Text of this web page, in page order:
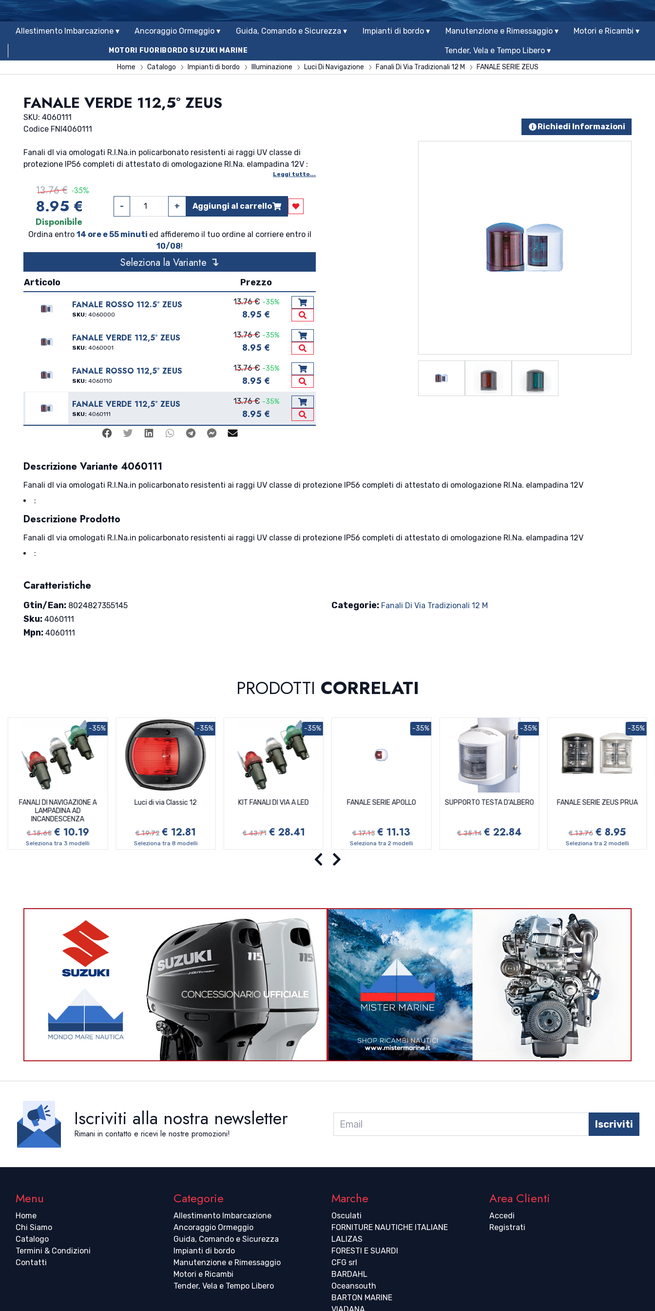
Allestimento Imbarcazione ▾ Ancoraggio Ormeggio ▾ Guida, Comando e Sicurezza ▾ Impianti di bordo ▾ Manutenzione e Rimessaggio ▾ Motori e Ricambi ▾
MOTORI FUORIBORDO SUZUKI MARINE Tender, Vela e Tempo Libero ▾
Home Catalogo Impianti di bordo Illuminazione Luci Di Navigazione Fanali Di Via Tradizionali 12 M FANALE SERIE ZEUS
FANALE VERDE 112,5° ZEUS
SKU: 4060111
Codice FNI 4060111 Richiedi Informazioni
Fanali dl via omologati R.I.Na.in policarbonato resistenti ai raggi UV classe di
protezione IP56 completi di attestato di omologazione RI.Na. elampadina 12V :
Leggi tutto...
13.76 € -35%
8.95 €
Disponibile
- + Aggiungi al carrello Aggiungi ai preferiti
Ordina entro 14 ore e 55 minuti ed affideremo il tuo ordine al corriere entro il
10/08!
Seleziona la Variante ↴
Articolo Prezzo
FANALE ROSSO 112.5° ZEUS
SKU: 4060000
13.76 € -35%
8.95 €
Aggiungi al carrello
Vedi Dettagli
FANALE VERDE 112,5° ZEUS
SKU: 4060001
13.76 € -35%
8.95 €
Aggiungi al carrello
Vedi Dettagli
FANALE ROSSO 112,5° ZEUS
SKU: 4060110
13.76 € -35%
8.95 €
Aggiungi al carrello
Vedi Dettagli
FANALE VERDE 112,5° ZEUS
SKU: 4060111
13.76 € -35%
8.95 €
Aggiungi al carrello
Vedi Dettagli
FacebookTwitterLinkedinWhatsappTelegramFacebook Messenger
Descrizione Variante 4060111
Fanali dl via omologati R.I.Na.in policarbonato resistenti ai raggi UV classe di protezione IP56 completi di attestato di omologazione RI.Na. elampadina 12V
:
Descrizione Prodotto
Fanali dl via omologati R.I.Na.in policarbonato resistenti ai raggi UV classe di protezione IP56 completi di attestato di omologazione RI.Na. elampadina 12V
:
Caratteristiche
Gtin/Ean: 8024827355145
Sku: 4060111
Mpn: 4060111
Categorie: Fanali Di Via Tradizionali 12 M
PRODOTTI CORRELATI
FANALI DI NAVIGAZIONE A
LAMPADINA AD
INCANDESCENZA
€ 15.68 € 10.19
-35%
Seleziona tra 3 modelli
Luci di via Classic 12
€ 19.72 € 12.81
-35%
Seleziona tra 8 modelli
KIT FANALI DI VIA A LED
€ 43.71 € 28.41
-35%
FANALE SERIE APOLLO
€ 17.13 € 11.13
-35%
Seleziona tra 2 modelli
SUPPORTO TESTA D'ALBERO
€ 35.14 € 22.84
-35%
FANALE SERIE ZEUS PRUA
€ 13.76 € 8.95
-35%
Seleziona tra 2 modelli
Iscriviti alla nostra newsletter
Rimani in contatto e ricevi le nostre promozioni!
Iscriviti
Menu
Home
Chi Siamo
Catalogo
Termini & Condizioni
Contatti
Categorie
Allestimento Imbarcazione
Ancoraggio Ormeggio
Guida, Comando e Sicurezza
Impianti di bordo
Manutenzione e Rimessaggio
Motori e Ricambi
Tender, Vela e Tempo Libero
Marche
Osculati
FORNITURE NAUTICHE ITALIANE
LALIZAS
FORESTI E SUARDI
CFG srl
BARDAHL
Oceansouth
BARTON MARINE
Area Clienti
Accedi
Registrati